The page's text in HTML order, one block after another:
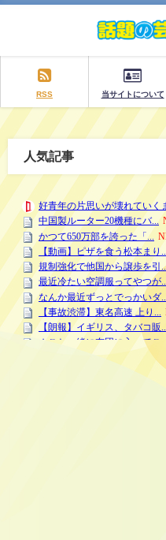
RSS 当サイトについて
人気記事